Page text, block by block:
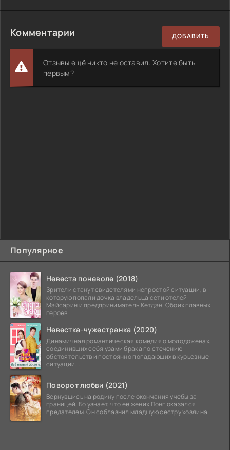
Популярное
Невеста поневоле (2018)
Зрители станут свидетелями непростой ситуации, в
которую попали дочка владельца сети отелей
Мэйсарин и предприниматель Кетдэн. Обоих главных
героев
Невестка-чужестранка (2020)
Динамичная романтическая комедия о молодоженах,
соединивших себя узами брака по стечению
обстоятельств и постоянно попадающих в курьезные
ситуации...
Поворот любви (2021)
Вернувшись на родину после окончания учебы за
границей, Бо узнает, что её жених Понг оказался
предателем. Он соблазнил младшую сестру хозяина
Комментарии ДОБАВИТЬ
Отзывы ещё никто не оставил. Хотите быть
первым?